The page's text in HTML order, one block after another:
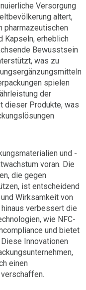
Versorgung
altert,
pharmazeutischen
Kapseln, erheblich
Bewusstsein
was zu
spielen
der
dieser Produkte, was
und -
voran. Die
die gegen
ist entscheidend
Wirksamkeit von
verbessert die
wie NFC-
und bietet
Innovationen
einen